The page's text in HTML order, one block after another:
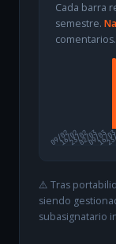
Cada barra
semestre.
comentarios.
09/02
16/0223/0202/0309/03
16/
⚠️ Tras
siendo
subasignatario